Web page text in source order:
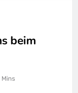
beim
Mins